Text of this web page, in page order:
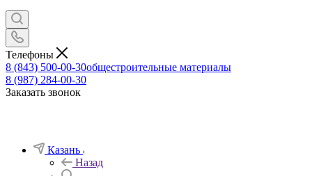
Телефоны
8 (843) 500-00-30общестроительные материалы
8 (987) 284-00-30
Заказать звонок
Казань
Назад